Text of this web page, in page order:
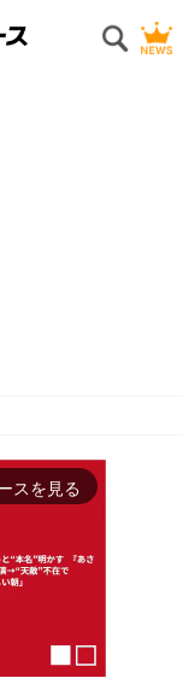
スを見る